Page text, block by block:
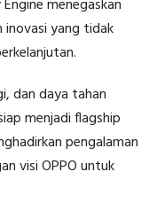
menegaskan
inovasi yang tidak
dan daya tahan
menjadi flagship
pengalaman
visi OPPO untuk